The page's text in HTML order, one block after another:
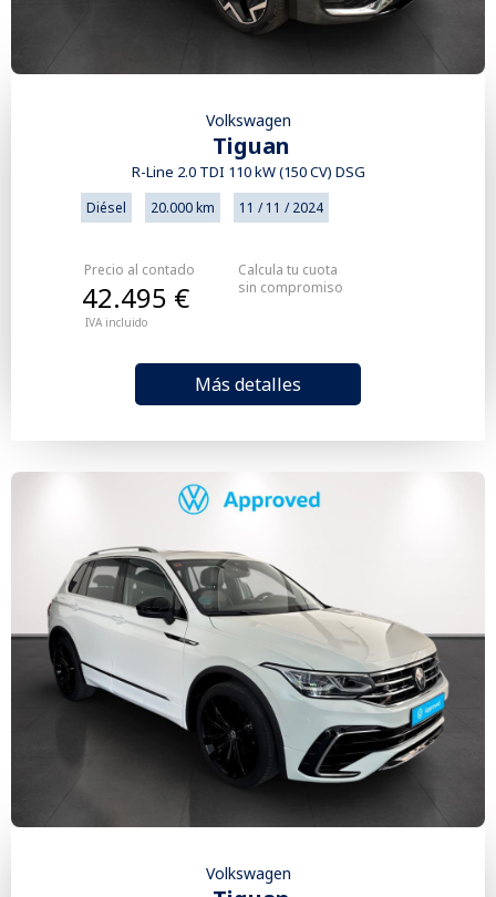
Volkswagen
Tiguan
R-Line 2.0 TDI 110 kW (150 CV) DSG
Diésel 20.000 km 11 / 11 / 2024
Precio al contado
IVA incluido
42.495 €
Más detalles
Calcula tu cuota
sin compromiso
Volkswagen